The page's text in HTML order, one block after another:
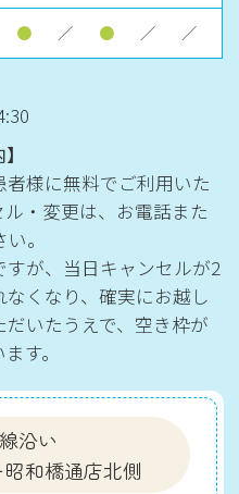
● ／ ● ／ ／
者様に無料でご利用いた
・変更は、お電話また
。
が、当日キャンセルが2
くなり、確実にお越し
いたうえで、空き枠が
す。
沿い
和橋通店北側